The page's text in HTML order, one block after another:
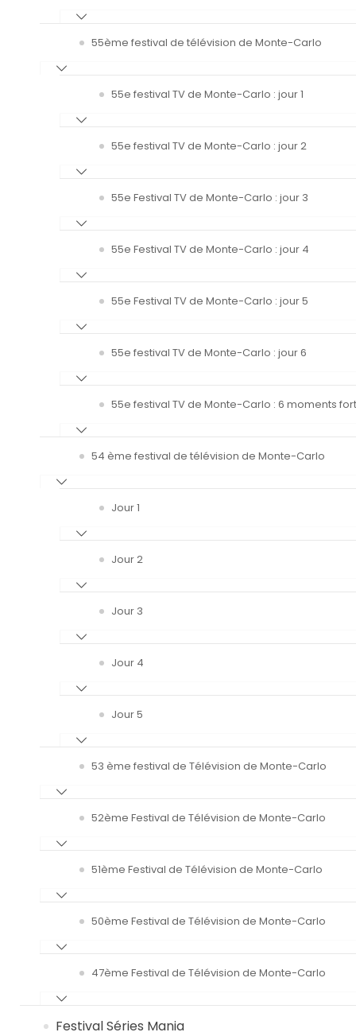
55ème festival de télévision de Monte-Carlo
55e festival TV de Monte-Carlo : jour 1
55e festival TV de Monte-Carlo : jour 2
55e Festival TV de Monte-Carlo : jour 3
55e Festival TV de Monte-Carlo : jour 4
55e Festival TV de Monte-Carlo : jour 5
55e festival TV de Monte-Carlo : jour 6
55e festival TV de Monte-Carlo : 6 moments
54 ème festival de télévision de Monte-Carlo
Jour 1
Jour 2
Jour 3
Jour 4
Jour 5
53 ème festival de Télévision de Monte-Carlo
52ème Festival de Télévision de Monte-Carlo
51ème Festival de Télévision de Monte-Carlo
50ème Festival de Télévision de Monte-Carlo
47ème Festival de Télévision de Monte-Carlo
Festival Séries Mania